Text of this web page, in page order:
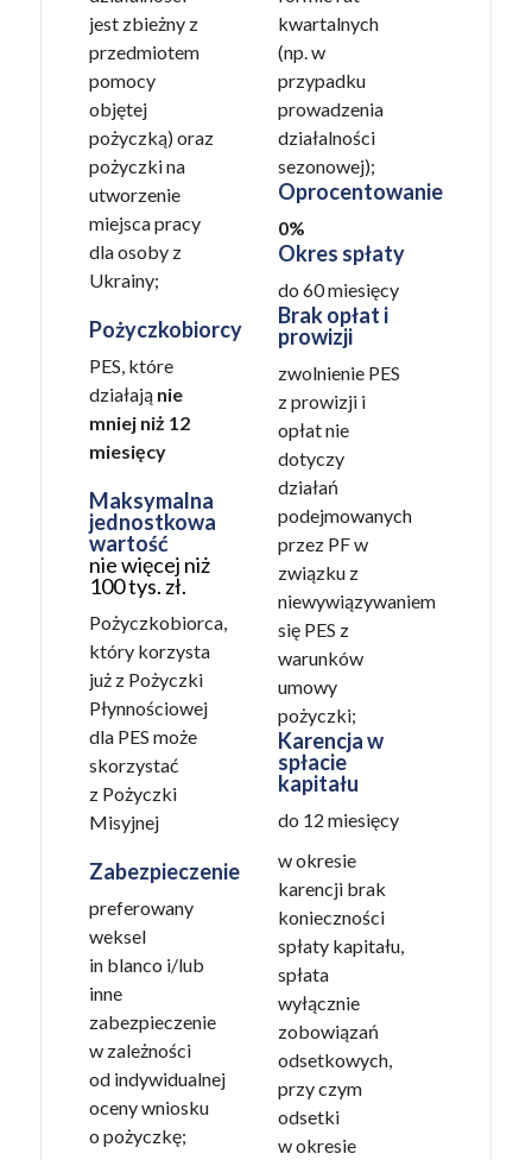
jest zbieżny z
przedmiotem
pomocy
objętej
pożyczką) oraz
pożyczki na
utworzenie
miejsca pracy
dla osoby z
Ukrainy;
Pożyczkobiorcy
PES, które
działają nie
mniej niż 12
miesięcy
Maksymalna
jednostkowa
wartość
nie więcej niż
100 tys. zł.
Pożyczkobiorca,
który korzysta
już z Pożyczki
Płynnościowej
dla PES może
skorzystać
z Pożyczki
Misyjnej
Zabezpieczenie
preferowany
weksel
in blanco i/lub
inne
zabezpieczenie
w zależności
od indywidualnej
oceny wniosku
o pożyczkę;
kwartalnych
(np. w
przypadku
prowadzenia
działalności
sezonowej);
Oprocentowanie
0%
Okres spłaty
do 60 miesięcy
Brak opłat i
prowizji
zwolnienie PES
z prowizji i
opłat nie
dotyczy
działań
podejmowanych
przez PF w
związku z
niewywiązywaniem
się PES z
warunków
umowy
pożyczki;
Karencja w
spłacie
kapitału
do 12 miesięcy
w okresie
karencji brak
konieczności
spłaty kapitału,
spłata
wyłącznie
zobowiązań
odsetkowych,
przy czym
odsetki
w okresie